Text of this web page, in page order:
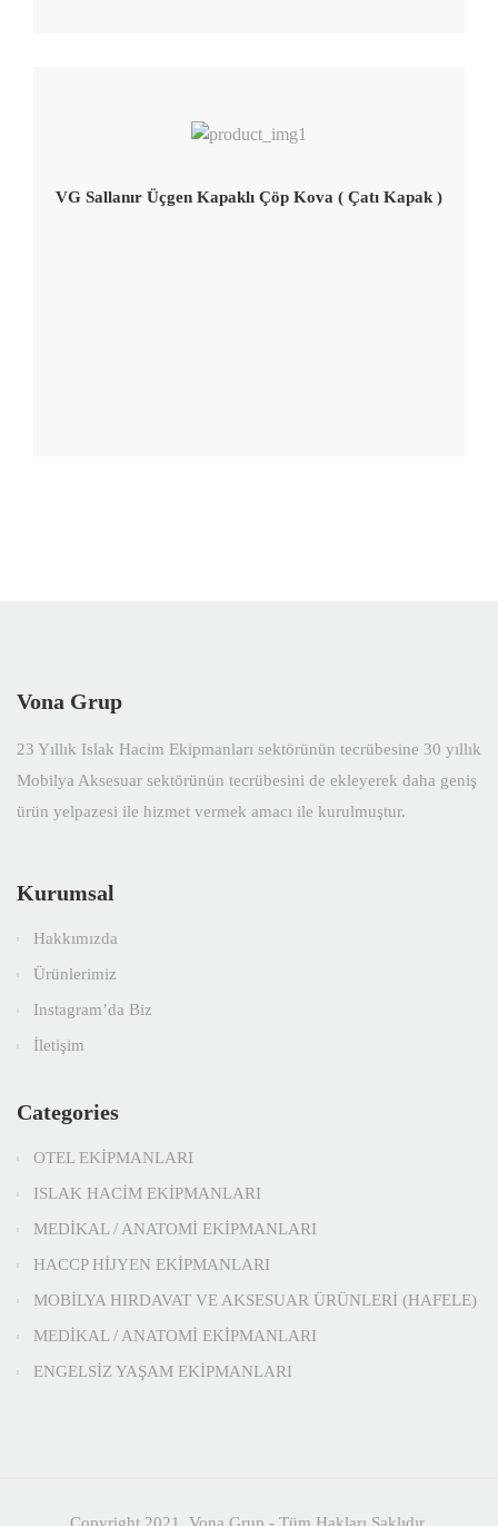
VG Sallanır Üçgen Kapaklı Çöp Kova ( Çatı Kapak )
Vona Grup
23 Yıllık Islak Hacim Ekipmanları sektörünün tecrübesine 30 yıllık
Mobilya Aksesuar sektörünün tecrübesini de ekleyerek daha geniş
ürün yelpazesi ile hizmet vermek amacı ile kurulmuştur.
Kurumsal
Hakkımızda
Ürünlerimiz
Instagram’da Biz
İletişim
Categories
OTEL EKİPMANLARI
ISLAK HACİM EKİPMANLARI
MEDİKAL / ANATOMİ EKİPMANLARI
HACCP HİJYEN EKİPMANLARI
MOBİLYA HIRDAVAT VE AKSESUAR ÜRÜNLERİ (HAFELE)
MEDİKAL / ANATOMİ EKİPMANLARI
ENGELSİZ YAŞAM EKİPMANLARI